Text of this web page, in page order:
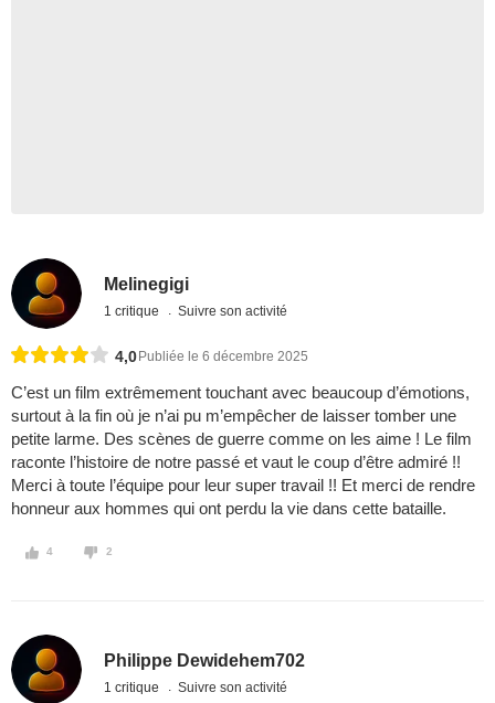
Melinegigi
1 critique Suivre son activité
4,0 Publiée le 6 décembre 2025
C’est un film extrêmement touchant avec beaucoup d’émotions,
surtout à la fin où je n’ai pu m’empêcher de laisser tomber une
petite larme. Des scènes de guerre comme on les aime ! Le film
raconte l’histoire de notre passé et vaut le coup d’être admiré !!
Merci à toute l’équipe pour leur super travail !! Et merci de rendre
honneur aux hommes qui ont perdu la vie dans cette bataille.
4 2
Philippe Dewidehem702
1 critique Suivre son activité